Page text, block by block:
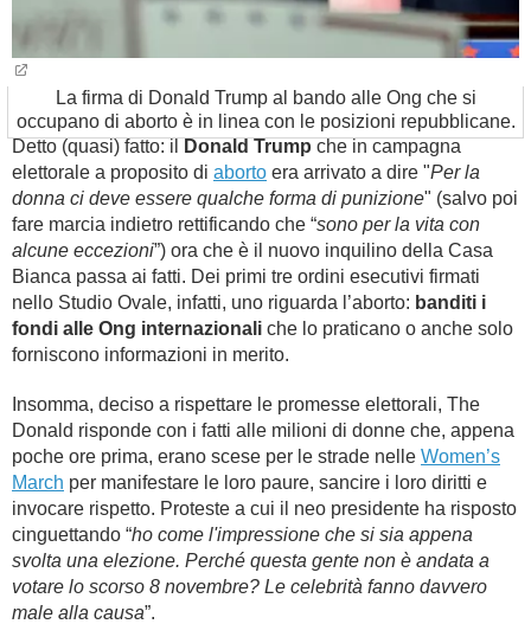
La firma di Donald Trump al bando alle Ong che si
occupano di aborto è in linea con le posizioni repubblicane.
Detto (quasi) fatto: il
Donald Trump che in campagna
elettorale a proposito di aborto era arrivato a dire "Per la
donna ci deve essere qualche forma di punizione" (salvo poi
fare marcia indietro rettificando che “sono per la vita con
alcune eccezioni”) ora che è il nuovo inquilino della Casa
Bianca passa ai fatti. Dei primi tre ordini esecutivi firmati
nello Studio Ovale, infatti, uno riguarda l’aborto: banditi i
fondi alle Ong internazionali che lo praticano o anche solo
forniscono informazioni in merito.
Insomma, deciso a rispettare le promesse elettorali, The
Donald risponde con i fatti alle milioni di donne che, appena
poche ore prima, erano scese per le strade nelle Women’s
March per manifestare le loro paure, sancire i loro diritti e
invocare rispetto. Proteste a cui il neo presidente ha risposto
cinguettando “ho come l'impressione che si sia appena
svolta una elezione. Perché questa gente non è andata a
votare lo scorso 8 novembre? Le celebrità fanno davvero
male alla causa”.